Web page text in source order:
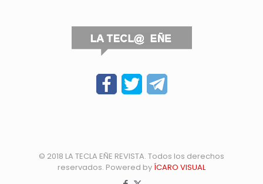
© 2018 LA TECLA EÑE REVISTA. Todos los derechos
reservados. Powered by ÍCARO VISUAL